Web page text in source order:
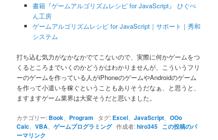
書籍『ゲームアルゴリズムレシピ for JavaScript』 ひぐぺ
ん工房
ゲームアルゴリズムレシピ for JavaScript｜サポート｜秀和
システム
打ち込む気力がなかなかでてこないので、実際に何かゲームをつ
くるところまでいくのかどうかはわかりませんが、こういうフリ
ーのゲームを作っている人がiPhoneのゲームやAndroidのゲーム
を作って小遣いを稼ぐということもありそうだなぁ、と思うと、
ますますゲーム業界は大変そうだと思いました。
カテゴリー: Book Program タグ: Excel 、JavaScript 、OOo
Calc 、VBA 、ゲームプログラミング作成者:hiro345 この投稿のパ
ーマリンク